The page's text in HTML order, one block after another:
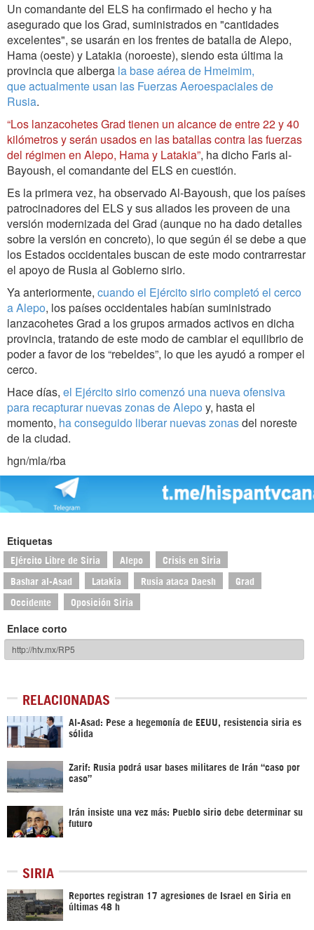
Un comandante del ELS ha confirmado el hecho y ha
asegurado que los Grad, suministrados en "cantidades
excelentes", se usarán en los frentes de batalla de Alepo,
Hama (oeste) y Latakia (noroeste), siendo esta última la
provincia que alberga la base aérea de Hmeimim,
que actualmente usan las Fuerzas Aeroespaciales de
Rusia.
“Los lanzacohetes Grad tienen un alcance de entre 22 y 40
kilómetros y serán usados en las batallas contra las fuerzas
del régimen en Alepo, Hama y Latakia”, ha dicho Faris al-
Bayoush, el comandante del ELS en cuestión.
Es la primera vez, ha observado Al-Bayoush, que los países
patrocinadores del ELS y sus aliados les proveen de una
versión modernizada del Grad (aunque no ha dado detalles
sobre la versión en concreto), lo que según él se debe a que
los Estados occidentales buscan de este modo contrarrestar
el apoyo de Rusia al Gobierno sirio.
Ya anteriormente, cuando el Ejército sirio completó el cerco
a Alepo, los países occidentales habían suministrado
lanzacohetes Grad a los grupos armados activos en dicha
provincia, tratando de este modo de cambiar el equilibrio de
poder a favor de los “rebeldes”, lo que les ayudó a romper el
cerco.
Hace días, el Ejército sirio comenzó una nueva ofensiva
para recapturar nuevas zonas de Alepo y, hasta el
momento, ha conseguido liberar nuevas zonasdel noreste
de la ciudad.
hgn/mla/rba
Etiquetas
Ejército Libre de Siria Alepo Crisis en Siria
Bashar al-Asad Latakia Rusia ataca Daesh Grad
Occidente Oposición Siria
Enlace corto
RELACIONADAS
Al-Asad: Pese a hegemonía de EEUU, resistencia siria es
sólida
Zarif: Rusia podrá usar bases militares de Irán “caso por
caso”
Irán insiste una vez más: Pueblo sirio debe determinar su
futuro
SIRIA
Reportes registran 17 agresiones de Israel en Siria en
últimas 48 h